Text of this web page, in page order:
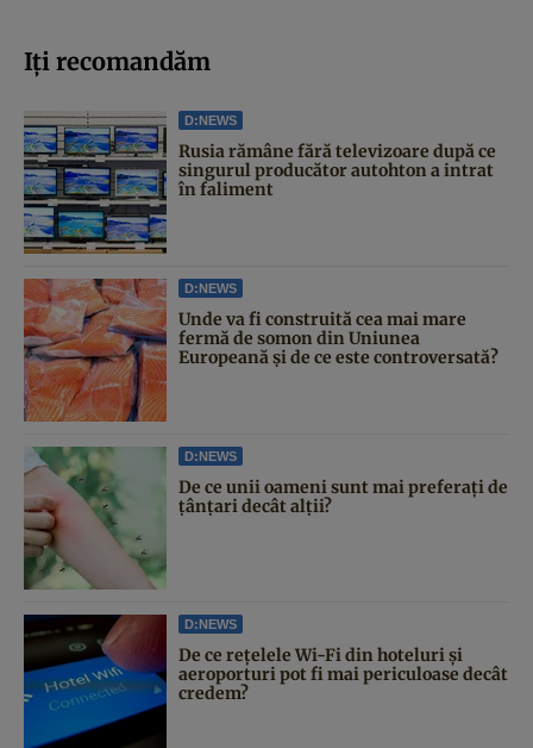
Iți recomandăm
D:NEWS
Rusia rămâne fără televizoare după ce
singurul producător autohton a intrat
în faliment
D:NEWS
Unde va fi construită cea mai mare
fermă de somon din Uniunea
Europeană și de ce este controversată?
D:NEWS
De ce unii oameni sunt mai preferați de
țânțari decât alții?
D:NEWS
De ce rețelele Wi-Fi din hoteluri și
aeroporturi pot fi mai periculoase decât
credem?